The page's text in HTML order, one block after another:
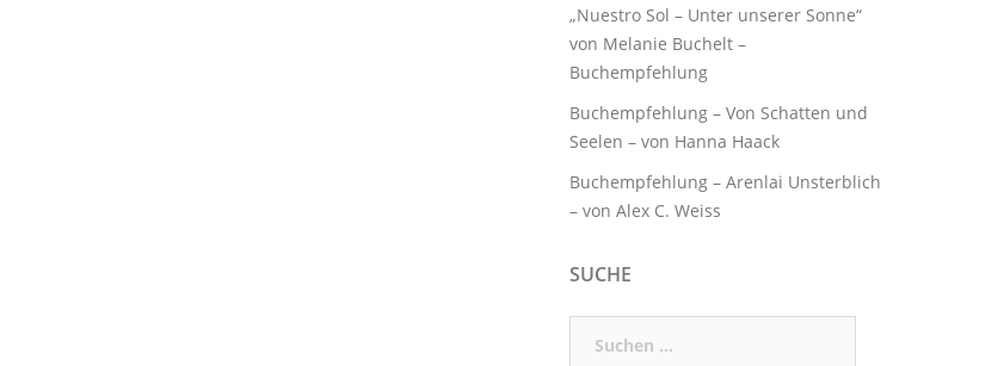
„Nuestro Sol – Unter unserer Sonne“
von Melanie Buchelt –
Buchempfehlung
Buchempfehlung – Von Schatten und
Seelen – von Hanna Haack
Buchempfehlung – Arenlai Unsterblich
– von Alex C. Weiss
SUCHE
nach: